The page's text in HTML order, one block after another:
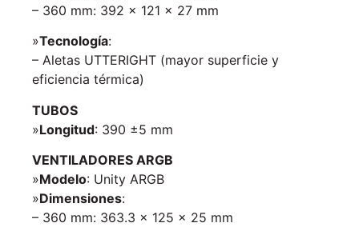
– 360 mm: 392 x 121 x 27 mm
»Tecnología:
– Aletas UTTERIGHT (mayor superficie y
eficiencia térmica)
TUBOS
»Longitud: 390 ±5 mm
VENTILADORES ARGB
»Modelo: Unity ARGB
»Dimensiones:
– 360 mm: 363.3 x 125 x 25 mm